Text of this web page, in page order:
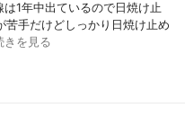
1年中出ているので日焼け止
手だけどしっかり日焼け止め
きを見る